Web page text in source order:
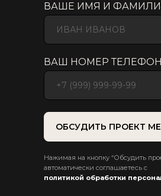
ВАШЕ ИМЯ И
ВАШ НОМЕР
ОБСУДИТЬ ПРОЕКТ
Нажимая на кнопку “Обсудить
автоматически соглашаетесь с
политикой обработки